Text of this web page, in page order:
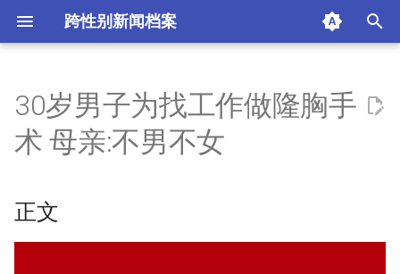
跨性别新闻档案
t
a
正文
版权信息
30岁男子为找工作做隆胸手
术 母亲:不男不女
正文